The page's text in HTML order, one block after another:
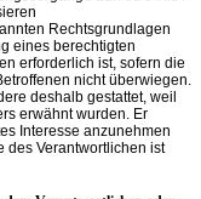
Rechtsgrundlagen
eines berechtigten
erforderlich ist, sofern die
nicht überwiegen.
deshalb gestattet, weil
erwähnt wurden. Er
Interesse anzunehmen
des Verantwortlichen ist